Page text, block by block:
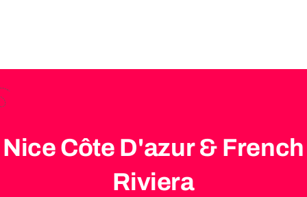
Nice Côte D'azur & French
Riviera